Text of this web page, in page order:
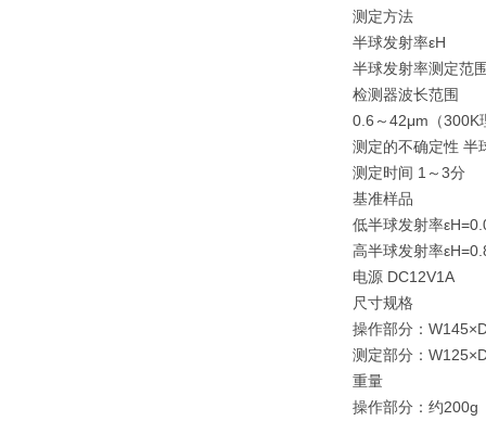
测定方法
半球发射率εH
半球发射率测定范
检测器波长范围
0.6～42μm（300K
测定的不确定性 半
测定时间 1～3分
基准样品
低半球发射率
高半球发射率
电源 DC12V1A
尺寸规格
操作部分：
测定部分：
重量
操作部分：约200g